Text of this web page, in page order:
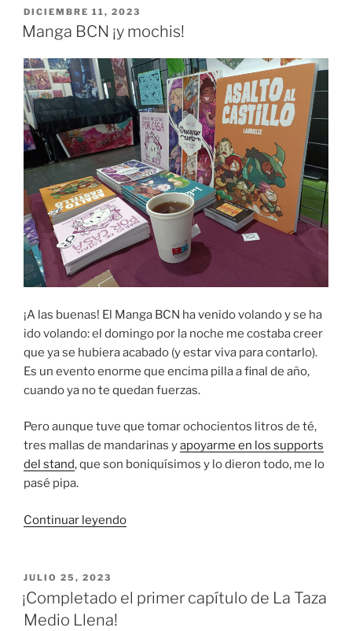
PUBLICADO
EL
DICIEMBRE 11, 2023
Manga BCN ¡y mochis!
¡A las buenas! El Manga BCN ha venido volando y se ha
ido volando: el domingo por la noche me costaba creer
que ya se hubiera acabado (y estar viva para contarlo).
Es un evento enorme que encima pilla a final de año,
cuando ya no te quedan fuerzas.
Pero aunque tuve que tomar ochocientos litros de té,
tres mallas de mandarinas yapoyarme en los supports
del stand, que son boniquísimos y lo dieron todo, me lo
pasé pipa.
Continuar leyendo«Manga
PUBLICADO
EL
JULIO 25, 2023
¡Completado el primer capítulo de La Taza
Medio Llena!